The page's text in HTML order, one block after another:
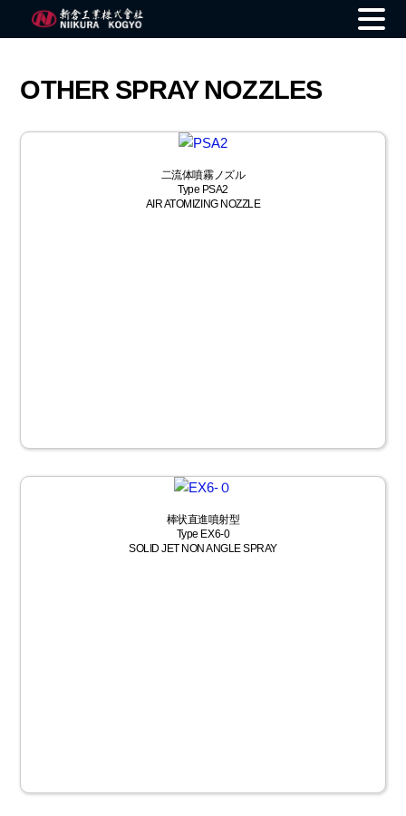
contentOTHER SPRAY NOZZLES
二流体噴霧ノズル
Type PSA2
AIR ATOMIZING NOZZLE
棒状直進噴射型
Type EX6-0
SOLID JET NON ANGLE SPRAY